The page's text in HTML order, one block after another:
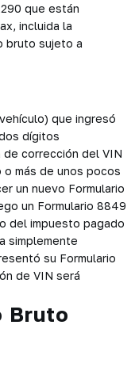
que están
incluida la
bruto sujeto a
que ingresó
dígitos
de corrección del VIN
más de unos pocos
un nuevo Formulario
un Formulario 8849
del impuesto pagado
simplemente
su Formulario
de VIN será
Bruto